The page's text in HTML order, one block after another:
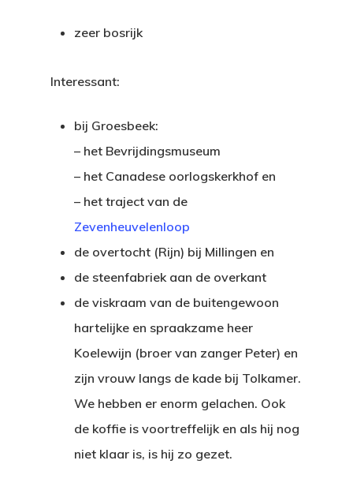
zeer bosrijk
Interessant:
bij Groesbeek:
– het Bevrijdingsmuseum
– het Canadese oorlogskerkhof en
– het traject van de
Zevenheuvelenloop
de overtocht (Rijn) bij Millingen en
de steenfabriek aan de overkant
de viskraam van de buitengewoon
hartelijke en spraakzame heer
Koelewijn (broer van zanger Peter) en
zijn vrouw langs de kade bij Tolkamer.
We hebben er enorm gelachen. Ook
de koffie is voortreffelijk en als hij nog
niet klaar is, is hij zo gezet.